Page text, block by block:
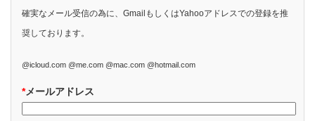
確実なメール受信の為に、GmailもしくはYahooアドレスでの登録を推
奨しております。
@icloud.com @me.com @mac.com @hotmail.com
*メールアドレス